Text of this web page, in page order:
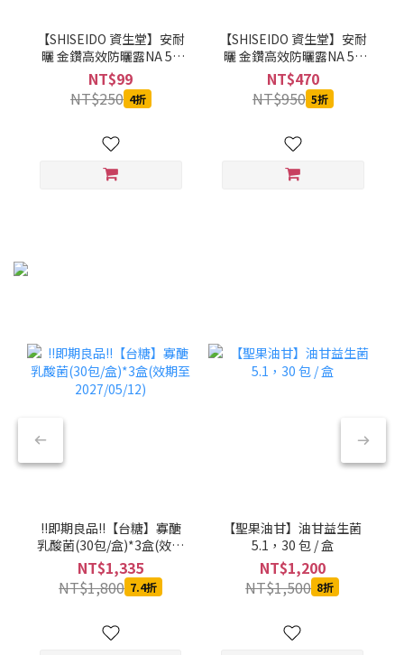
【SHISEIDO 資生堂】安耐
曬 金鑽高效防曬露NA 5X
版 12ml-專櫃公司貨(預購
品)
NT$99
NT$250 4折
【SHISEIDO 資生堂】安耐
曬 金鑽高效防曬露NA 5X
版 60ml-公司貨(預購品)
NT$470
NT$950 5折
!!即期良品!!【台糖】寡醣
乳酸菌(30包/盒)*3盒(效期
至2027/05/12)
NT$1,335
NT$1,800 7.4折
【聖果油甘】油甘益生菌
5.1，30 包 / 盒
NT$1,200
NT$1,500 8折